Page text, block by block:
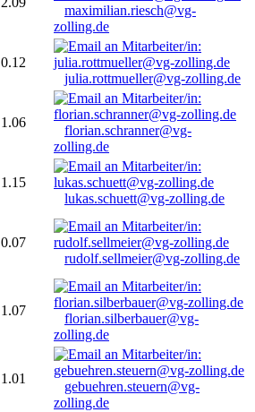
maximilian.riesch@vg-
zolling.de
0.12
julia.rottmueller@vg-zolling.de
1.06
florian.schranner@vg-
zolling.de
1.15
lukas.schuett@vg-zolling.de
0.07
rudolf.sellmeier@vg-zolling.de
1.07
florian.silberbauer@vg-
zolling.de
1.01
gebuehren.steuern@vg-
zolling.de